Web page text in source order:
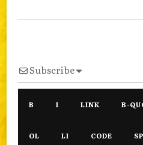
Subscribe